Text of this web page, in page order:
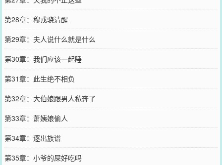
第28章：穆戎骁清醒
第29章：夫人说什么就是什么
第30章：我们应该一起睡
第31章：此生绝不相负
第32章：大伯娘跟男人私奔了
第33章：萧姨娘偷人
第34章：逐出族谱
第35章：小爷的屎好吃吗